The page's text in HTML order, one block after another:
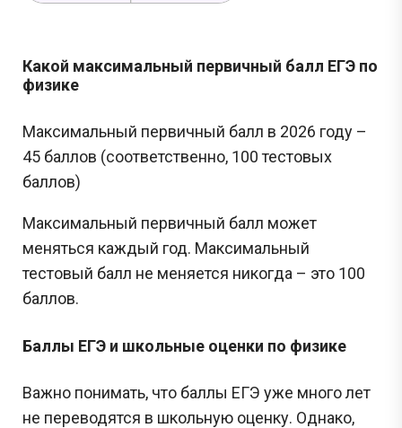
Какой максимальный первичный балл ЕГЭ по
физике
Максимальный первичный балл в 2026 году –
45 баллов (соответственно, 100 тестовых
баллов)
Максимальный первичный балл может
меняться каждый год. Максимальный
тестовый балл не меняется никогда – это 100
баллов.
Баллы ЕГЭ и школьные оценки по физике
Важно понимать, что баллы ЕГЭ уже много лет
не переводятся в школьную оценку. Однако,